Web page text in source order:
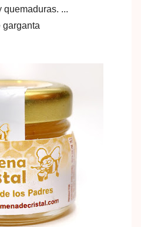
quemaduras. ...
garganta